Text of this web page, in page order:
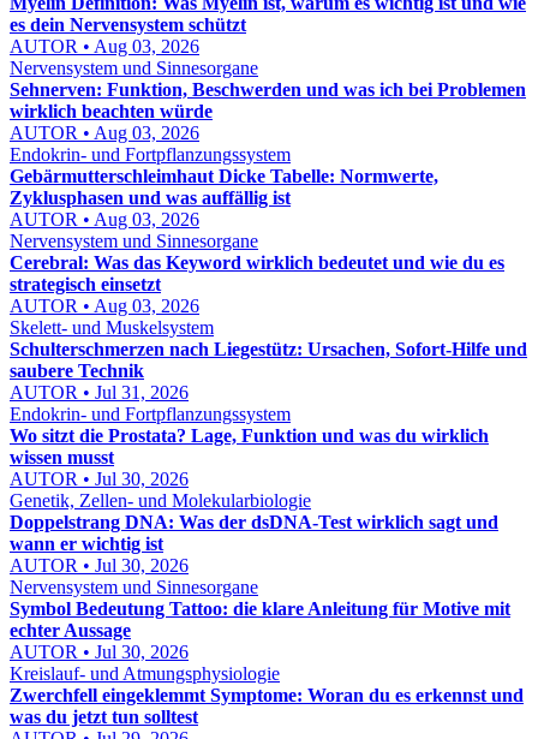
es dein Nervensystem schützt
AUTOR • Aug 03, 2026
Nervensystem und Sinnesorgane
Sehnerven: Funktion, Beschwerden und was ich bei Problemen
wirklich beachten würde
AUTOR • Aug 03, 2026
Endokrin- und Fortpflanzungssystem
Gebärmutterschleimhaut Dicke Tabelle: Normwerte,
Zyklusphasen und was auffällig ist
AUTOR • Aug 03, 2026
Nervensystem und Sinnesorgane
Cerebral: Was das Keyword wirklich bedeutet und wie du es
strategisch einsetzt
AUTOR • Aug 03, 2026
Skelett- und Muskelsystem
Schulterschmerzen nach Liegestütz: Ursachen, Sofort-Hilfe und
saubere Technik
AUTOR • Jul 31, 2026
Endokrin- und Fortpflanzungssystem
Wo sitzt die Prostata? Lage, Funktion und was du wirklich
wissen musst
AUTOR • Jul 30, 2026
Genetik, Zellen- und Molekularbiologie
Doppelstrang DNA: Was der dsDNA-Test wirklich sagt und
wann er wichtig ist
AUTOR • Jul 30, 2026
Nervensystem und Sinnesorgane
Symbol Bedeutung Tattoo: die klare Anleitung für Motive mit
echter Aussage
AUTOR • Jul 30, 2026
Kreislauf- und Atmungsphysiologie
Zwerchfell eingeklemmt Symptome: Woran du es erkennst und
was du jetzt tun solltest